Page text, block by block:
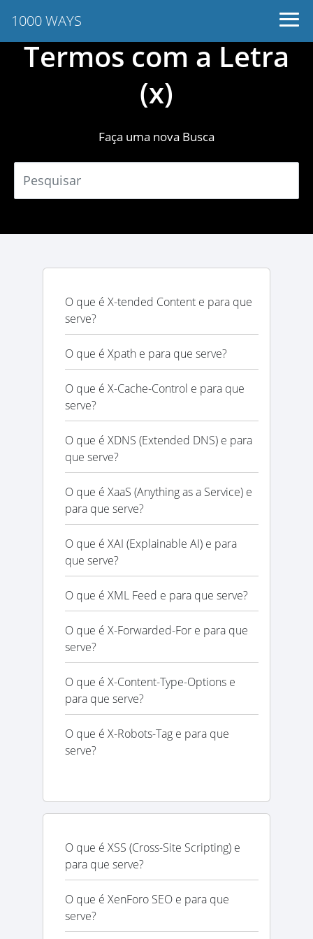
1000 WAYS
Termos com a Letra
(x)
Faça uma nova Busca
O que é X-tended Content e para que
serve?
O que é Xpath e para que serve?
O que é X-Cache-Control e para que
serve?
O que é XDNS (Extended DNS) e para
que serve?
O que é XaaS (Anything as a Service) e
para que serve?
O que é XAI (Explainable AI) e para
que serve?
O que é XML Feed e para que serve?
O que é X-Forwarded-For e para que
serve?
O que é X-Content-Type-Options e
para que serve?
O que é X-Robots-Tag e para que
serve?
O que é XSS (Cross-Site Scripting) e
para que serve?
O que é XenForo SEO e para que
serve?